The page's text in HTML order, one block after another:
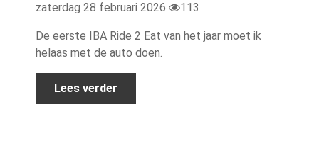
zaterdag 28 februari 2026 113
De eerste IBA Ride 2 Eat van het jaar moet ik
helaas met de auto doen.
Lees verder